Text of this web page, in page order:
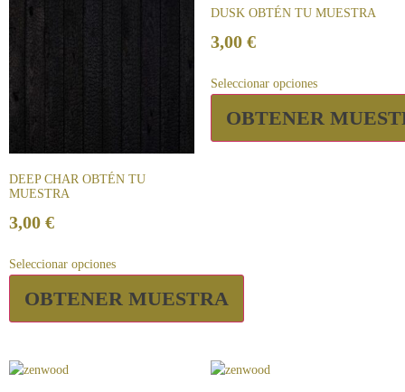
DEEP CHAR OBTÉN TU
MUESTRA
3,00 €
Seleccionar opciones
OBTENER MUESTRA
DUSK OBTÉN TU MUESTRA
3,00 €
Seleccionar opciones
OBTENER